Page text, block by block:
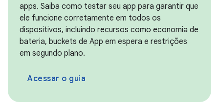
apps. Saiba como testar seu app para garantir que
ele funcione corretamente em todos os
dispositivos, incluindo recursos como economia de
bateria, buckets de App em espera e restrições
em segundo plano.
Acessar o guia